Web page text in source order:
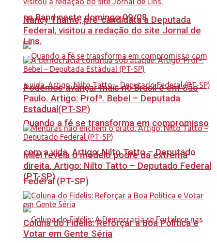
na Band neste domingo 09/08
Quando a fé se transforma em compromisso
com a vida. Artigo: Nilto Tatto – Deputado
Federal (PT-SP)
Nancy Thame, pré-candidata a Deputada
Federal, visitou a redação do site Jornal de
Lins.
Podemos avançar mais no Brasil e em São
Paulo. Artigo: Profª. Bebel – Deputada
Estadual(PT-SP)
Milei revela o modelo podre da extrema
direita. Artigo: Nilto Tatto – Deputado Federal
(PT-SP)
Coluna do Fidelis: Reforçar a Boa Política e
Votar em Gente Séria